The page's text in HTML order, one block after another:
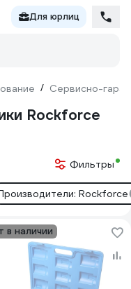
Для юрлиц
/ Сервисно-
Rockforce
Фильтры
Rockforce
в наличии